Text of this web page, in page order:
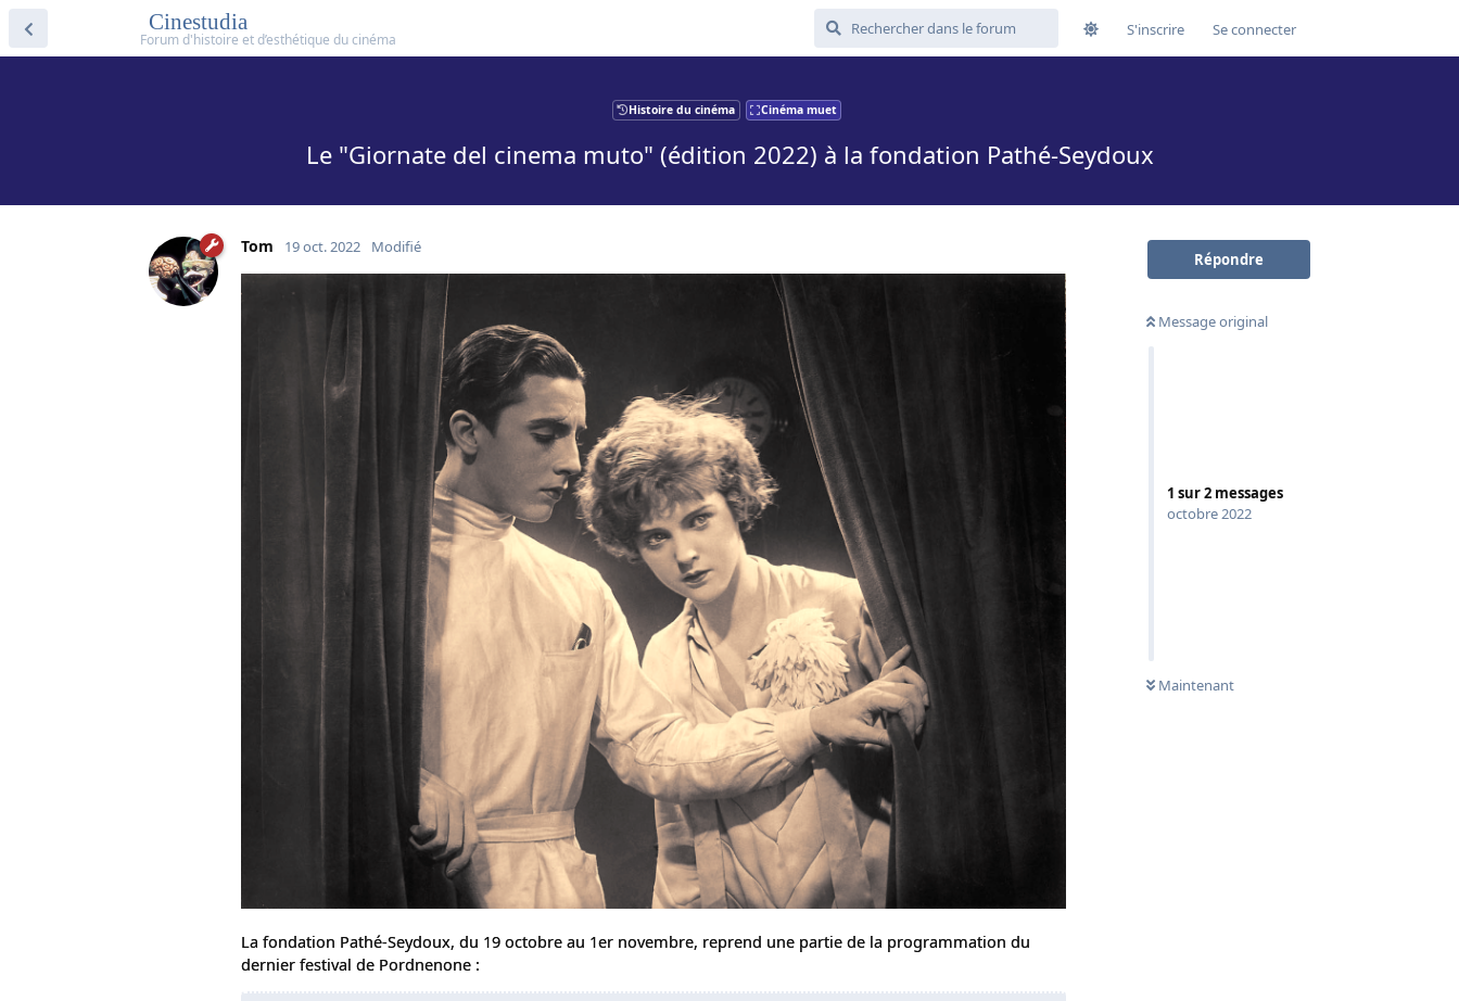
Cinestudia S'inscrire Se connecter
Histoire du cinéma Cinéma muet
Le "Giornate del cinema muto" (édition 2022) à la fondation Pathé-Seydoux
Répondre
Message original
1 sur2 messages
octobre 2022
Maintenant
Tom 19 oct. 2022 Modifié
La fondation Pathé-Seydoux, du 19 octobre au 1er novembre, reprend une partie de la programmation du
dernier festival de Pordnenone :